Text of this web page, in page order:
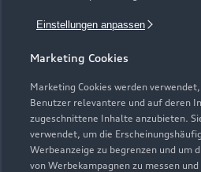
Einstellungen anpassen
Marketing Cookies
Marketing Cookies werden
Benutzer relevantere und auf deren
zugeschnittene Inhalte anzubieten.
verwendet, um die
Werbeanzeige zu begrenzen und um
von Werbekampagnen zu messen
Zur Reparatur